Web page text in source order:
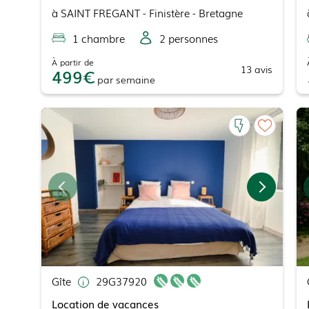
à SAINT FREGANT- Finistère - Bretagne
1 chambre 2 personnes
À partir de
499 par semaine
13avis
Gîte
29G37920
Location de vacances